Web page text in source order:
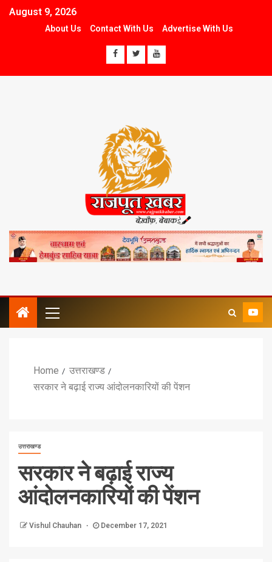
August 9, 2026
About Us Contact With Us Advertise With Us
Home
उत्तराखण्ड
सरकार ने बढ़ाई राज्य आंदोलनकारियों की पेंशन
उत्तराखण्ड
सरकार ने बढ़ाई राज्य
आंदोलनकारियों की पेंशन
Vishul Chauhan December 17, 2021